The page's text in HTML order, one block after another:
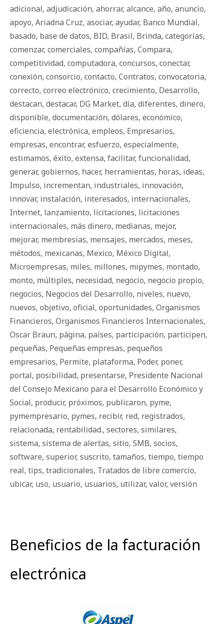
adicional, adjudicación, ahorrar, alcance, año, anuncio,
apoyo, Ariadna Cruz, asociar, ayudar, Banco Mundial,
basado, base de datos, BID, Brasil, Brinda, categorías,
comenzar, comerciales, compañías, Compara,
competitividad, computadora, concursos, conectar,
conexión, consorcio, contacto, Contratos, convocatoria,
correcto, correo electrónico, crecimiento, Desarrollo,
destacan, destacar, DG Market, día, diferentes, dinero,
disponible, documentación, dólares, económico,
eficiencia, electrónica, empleos, Empresarios,
empresas, encontrar, esfuerzo, especialmente,
estimamos, éxito, extensa, facilitar, funcionalidad,
generar, gobiernos, hacer, herramientas, horas, ideas,
Impulso, incrementan, industriales, innovación,
innovar, instalación, interesados, internacionales,
Internet, lanzamiento, licitaciones, licitaciones
internacionales, más dinero, medianas, mejor,
mejorar, membresías, mensajes, mercados, meses,
métodos, mexicanas, Mexico, México Digital,
Microempresas, miles, millones, mipymes, montado,
monto, múltiples, necesidad, negocio, negocio propio,
negocios, Negocios del Desarrollo, niveles, nuevo,
nuevos, objetivo, oficial, oportunidades, Organismos
Financieros, Organismos Financieros Internacionales,
Oscar Braun, página, países, participación, participen,
pequeñas, Pequeñas empresas, pequeños
empresarios, Permite, plataforma, Poder, poner,
portal, posibilidad, presentarse, Presidente Nacional
del Consejo Mexicano para el Desarrollo Económico y
Social, producir, próximos, publicaron, pyme,
pymempresario, pymes, recibir, red, registrados,
relacionada, rentabilidad., sectores, similares,
sistema, sistema de alertas, sitio, SMB, socios,
software, superior, suscrito, tamaños, tiempo, tiempo
real, tips, tradicionales, Tratados de libre comercio,
ubicar, uso, usuario, usuarios, utilizar, valor, versión
Beneficios de la facturación
electrónica